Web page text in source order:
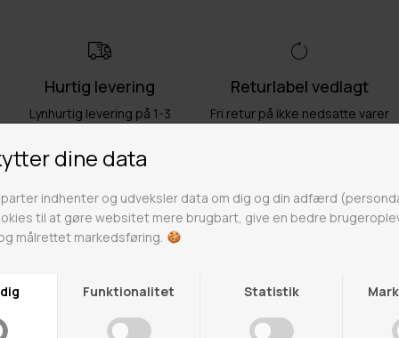
Hurtig levering
Lynhurtig levering på 1-3
Returlabel vedlagt
Fri retur på ikke nedsatte varer
Fri fragt over 499kr
Gratis til GLS & DAO pakkeshop
Click & Collect